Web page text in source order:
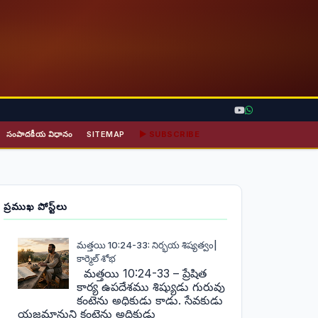
సంపాదకీయ విధానం SITEMAP ▶ SUBSCRIBE
ప్రముఖ పోస్ట్‌లు
మత్తయి 10:24-33: నిర్భయ శిష్యత్వం|
కార్మెల్ శోభ
మత్తయి 10:24-33 – ప్రేషిత
కార్య ఉపదేశము శిష్యుడు గురువు
కంటెను అధికుడు కాడు. సేవకుడు
యజమానుని కంటెను అధికుడు